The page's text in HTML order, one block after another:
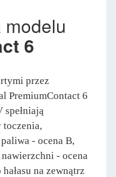
modelu
6
przez
PremiumContact 6
spełniają
toczenia,
- ocena B,
- ocena
na zewnątrz